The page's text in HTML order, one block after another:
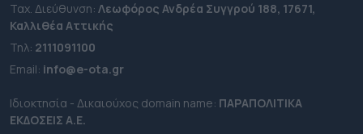
Ταχ. Διεύθυνση: Λεωφόρος Ανδρέα Συγγρού 188, 17671,
Καλλιθέα Αττικής
Τηλ: 2111091100
Εmail: info@e-ota.gr
Ιδιοκτησία - Δικαιούχος domain name: ΠΑΡΑΠΟΛΙΤΙΚΑ
ΕΚΔΟΣΕΙΣ A.E.